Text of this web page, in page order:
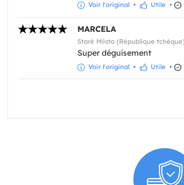
Voir l'original • Utile •
MARCELA
Staré Město (République
Super déguisement
Voir l'original • Utile •